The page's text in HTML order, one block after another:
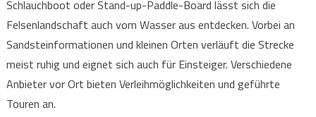
Schlauchboot oder Stand-up-Paddle-Board lässt sich die
Felsenlandschaft auch vom Wasser aus entdecken. Vorbei an
Sandsteinformationen und kleinen Orten verläuft die Strecke
meist ruhig und eignet sich auch für Einsteiger. Verschiedene
Anbieter vor Ort bieten Verleihmöglichkeiten und geführte
Touren an.